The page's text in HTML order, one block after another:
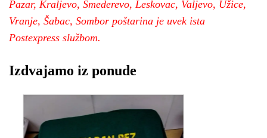
Pazar, Kraljevo, Smederevo, Leskovac, Valjevo, Užice,
Vranje, Šabac, Sombor poštarina je uvek ista
Postexpress službom.
Izdvajamo iz ponude